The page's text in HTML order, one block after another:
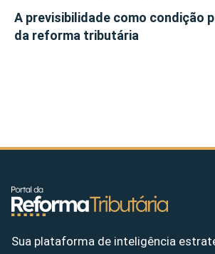
A previsibilidade como condição
da reforma tributária
Sua plataforma de inteligência